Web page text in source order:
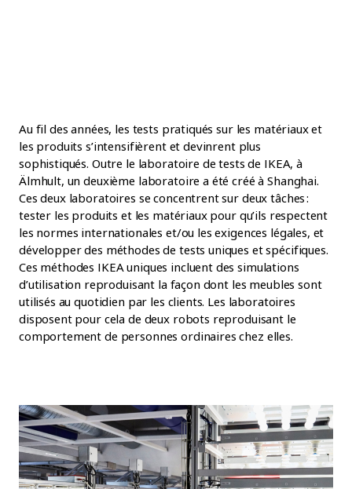
Au fil des années, les tests pratiqués sur les matériaux et
les produits s’intensifièrent et devinrent plus
sophistiqués. Outre le laboratoire de tests de IKEA, à
Älmhult, un deuxième laboratoire a été créé à Shanghai.
Ces deux laboratoires se concentrent sur deux tâches :
tester les produits et les matériaux pour qu’ils respectent
les normes internationales et/ou les exigences légales, et
développer des méthodes de tests uniques et spécifiques.
Ces méthodes IKEA uniques incluent des simulations
d’utilisation reproduisant la façon dont les meubles sont
utilisés au quotidien par les clients. Les laboratoires
disposent pour cela de deux robots reproduisant le
comportement de personnes ordinaires chez elles.